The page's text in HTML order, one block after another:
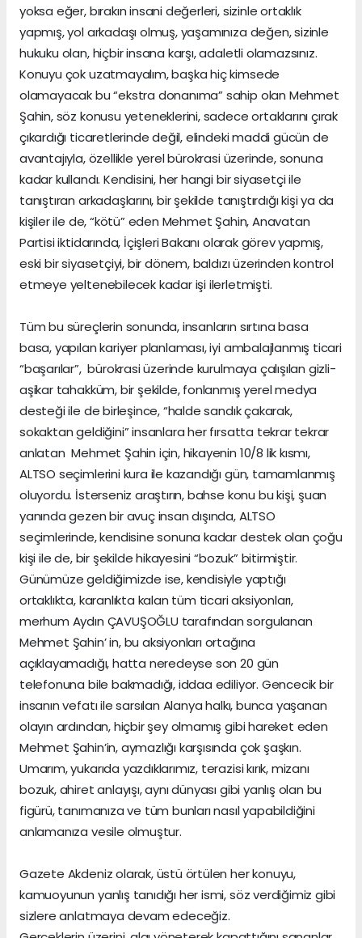
yoksa eğer, bırakın insani değerleri, sizinle ortaklık
yapmış, yol arkadaşı olmuş, yaşamınıza değen, sizinle
hukuku olan, hiçbir insana karşı, adaletli olamazsınız.
Konuyu çok uzatmayalım, başka hiç kimsede
olamayacak bu “ekstra donanıma” sahip olan Mehmet
Şahin, söz konusu yeteneklerini, sadece ortaklarını çırak
çıkardığı ticaretlerinde değil, elindeki maddi gücün de
avantajıyla, özellikle yerel bürokrasi üzerinde, sonuna
kadar kullandı. Kendisini, her hangi bir siyasetçi ile
tanıştıran arkadaşlarını, bir şekilde tanıştırdığı kişi ya da
kişiler ile de, “kötü” eden Mehmet Şahin, Anavatan
Partisi iktidarında, İçişleri Bakanı olarak görev yapmış,
eski bir siyasetçiyi, bir dönem, baldızı üzerinden kontrol
etmeye yeltenebilecek kadar işi ilerletmişti.
Tüm bu süreçlerin sonunda, insanların sırtına basa
basa, yapılan kariyer planlaması, iyi ambalajlanmış ticari
“başarılar”, bürokrasi üzerinde kurulmaya çalışılan gizli-
aşikar tahakküm, bir şekilde, fonlanmış yerel medya
desteği ile de birleşince, “halde sandık çakarak,
sokaktan geldiğini” insanlara her fırsatta tekrar tekrar
anlatan Mehmet Şahin için, hikayenin 10/8 lik kısmı,
ALTSO seçimlerini kura ile kazandığı gün, tamamlanmış
oluyordu. İsterseniz araştırın, bahse konu bu kişi, şuan
yanında gezen bir avuç insan dışında, ALTSO
seçimlerinde, kendisine sonuna kadar destek olan çoğu
kişi ile de, bir şekilde hikayesini “bozuk” bitirmiştir.
Günümüze geldiğimizde ise, kendisiyle yaptığı
ortaklıkta, karanlıkta kalan tüm ticari aksiyonları,
merhum Aydın ÇAVUŞOĞLU tarafından sorgulanan
Mehmet Şahin’ in, bu aksiyonları ortağına
açıklayamadığı, hatta neredeyse son 20 gün
telefonuna bile bakmadığı, iddaa ediliyor. Gencecik bir
insanın vefatı ile sarsılan Alanya halkı, bunca yaşanan
olayın ardından, hiçbir şey olmamış gibi hareket eden
Mehmet Şahin’in, aymazlığı karşısında çok şaşkın.
Umarım, yukarıda yazdıklarımız, terazisi kırık, mizanı
bozuk, ahiret anlayışı, aynı dünyası gibi yanlış olan bu
figürü, tanımanıza ve tüm bunları nasıl yapabildiğini
anlamanıza vesile olmuştur.
Gazete Akdeniz olarak, üstü örtülen her konuyu,
kamuoyunun yanlış tanıdığı her ismi, söz verdiğimiz gibi
sizlere anlatmaya devam edeceğiz.